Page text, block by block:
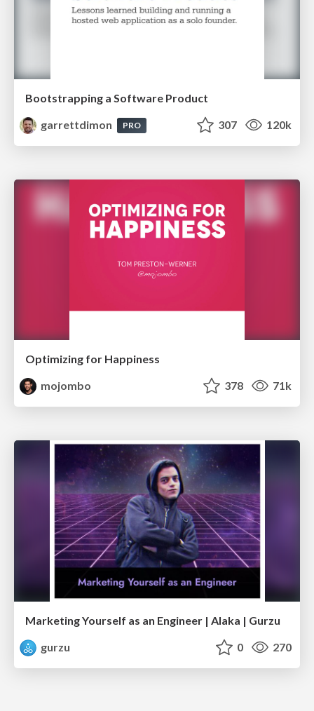
Bootstrapping a Software Product
garrettdimon
PRO 307 120k
Optimizing for Happiness
mojombo
378 71k
Marketing Yourself as an Engineer | Alaka | Gurzu
gurzu
0 270